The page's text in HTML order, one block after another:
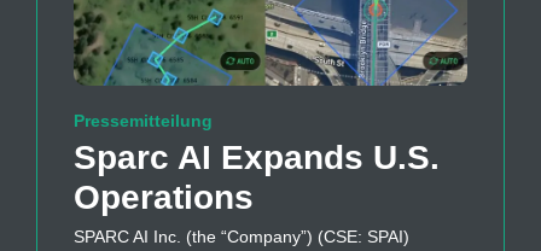
Pressemitteilung
Sparc AI Expands U.S.
Operations
SPARC AI Inc. (the “Company”) (CSE: SPAI)